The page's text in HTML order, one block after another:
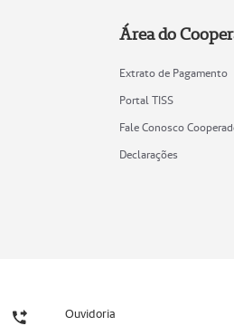
Área do
Extrato de Pagamento
Portal TISS
Fale Conosco
Declarações
Ouvidoria